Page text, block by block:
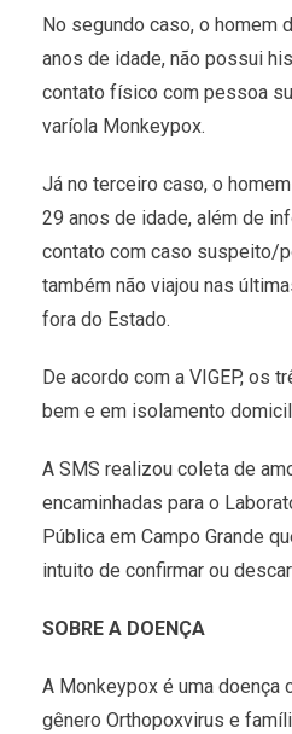
No segundo caso, o homem
anos de idade, não possui
contato físico com pessoa
varíola Monkeypox.
Já no terceiro caso, o
29 anos de idade, além de
contato com caso suspeito/
também não viajou nas
fora do Estado.
De acordo com a VIGEP, os
bem e em isolamento
A SMS realizou coleta de
encaminhadas para o
Pública em Campo Grande
intuito de confirmar ou
SOBRE A DOENÇA
A Monkeypox é uma doença
gênero Orthopoxvirus e